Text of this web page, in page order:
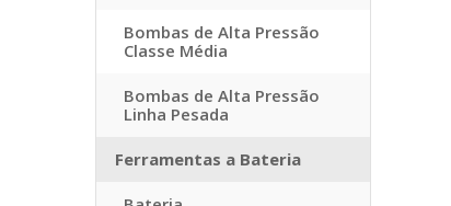
Bombas de Alta Pressão
Classe Média
Bombas de Alta Pressão
Linha Pesada
Ferramentas a Bateria